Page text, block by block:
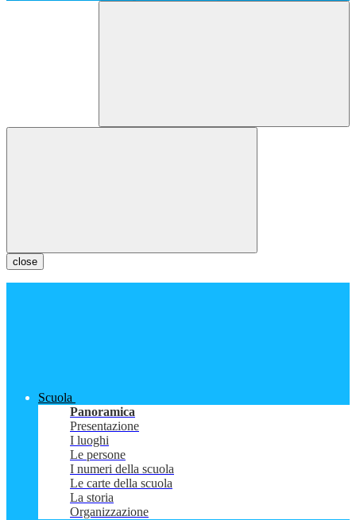
close
Scuola
Panoramica
Presentazione
I luoghi
Le persone
I numeri della scuola
Le carte della scuola
La storia
Organizzazione